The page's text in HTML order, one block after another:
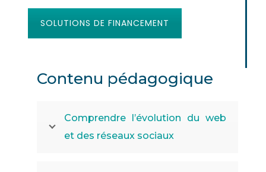
SOLUTIONS DE FINANCEMENT
Contenu pédagogique
Comprendre l’évolution du web
et des réseaux sociaux